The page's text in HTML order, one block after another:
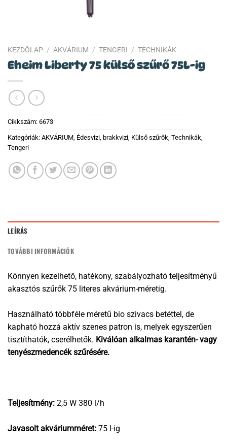
KEZDŐLAP / AKVÁRIUM / TENGERI / TECHNIKÁK
Eheim Liberty 75 külső szűrő 75L-ig
Cikkszám: 6673
Kategóriák: AKVÁRIUM, Édesvizi, brakkvizi, Külső szűrők, Technikák,
Tengeri
LEÍRÁS
TOVÁBBI INFORMÁCIÓK
Könnyen kezelhető, hatékony, szabályozható teljesítményű
akasztós szűrők 75 literes akvárium-méretig.
Használható többféle méretű bio szivacs betéttel, de
kapható hozzá aktív szenes patron is, melyek egyszerűen
tisztíthatók, cserélhetők. Kiválóan alkalmas karantén- vagy
tenyészmedencék szűrésére.
Teljesítmény: 2,5 W 380 l/h
Javasolt akváriumméret: 75 l-ig